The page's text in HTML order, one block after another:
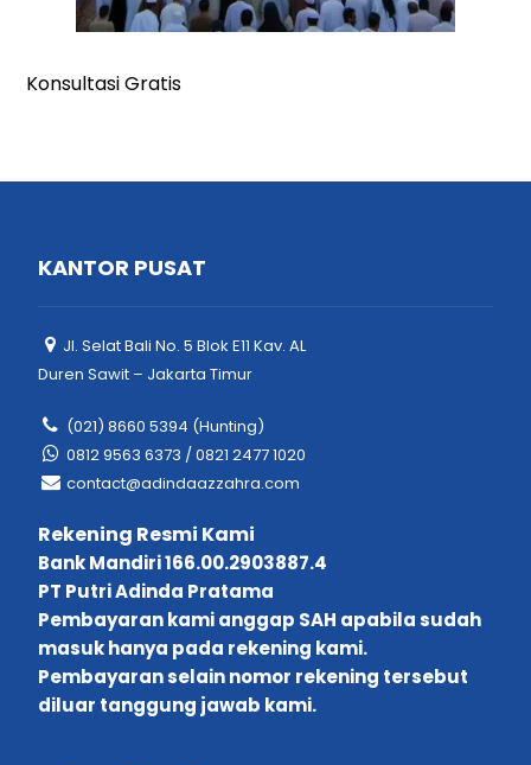
Konsultasi Gratis
KANTOR PUSAT
Jl. Selat Bali No. 5 Blok E11 Kav. AL
Duren Sawit – Jakarta Timur
(021) 8660 5394 (Hunting)
0812 9563 6373 / 0821 2477 1020
contact@adindaazzahra.com
Rekening Resmi Kami
Bank Mandiri 166.00.2903887.4
PT Putri Adinda Pratama
Pembayaran kami anggap SAH apabila sudah
masuk hanya pada rekening kami.
Pembayaran selain nomor rekening tersebut
diluar tanggung jawab kami.